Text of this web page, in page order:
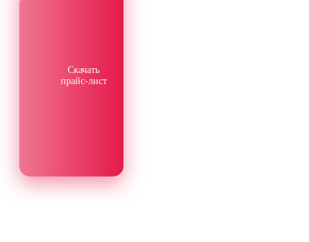
Скачать
прайс-лист